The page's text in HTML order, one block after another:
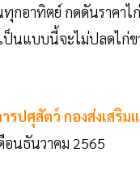
กอาทิตย์​ กดดันราคา
นแบบนี้จะไม่ปลดไก่ข
รปศุสัตว์ กองส่งเสริ
อนธันวาคม 2565